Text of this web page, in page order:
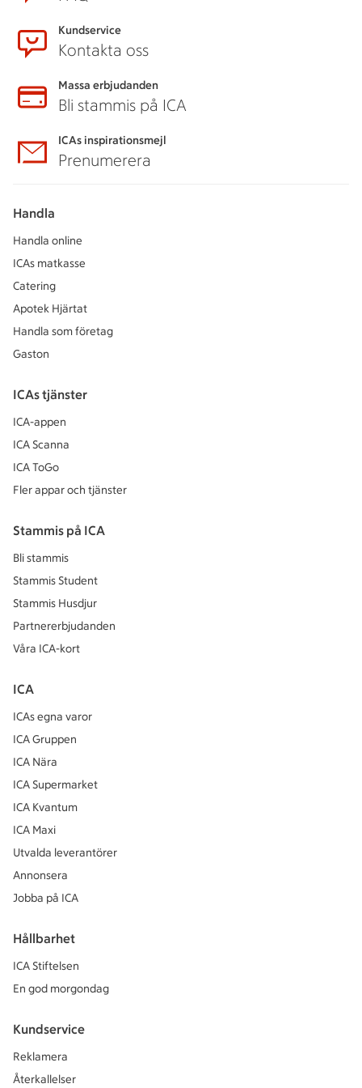
Kundservice
Kontakta oss
Massa erbjudanden
Bli stammis på ICA
ICAs inspirationsmejl
Prenumerera
Handla
Handla online
ICAs matkasse
Catering
Apotek Hjärtat
Handla som företag
Gaston
ICAs tjänster
ICA-appen
ICA Scanna
ICA ToGo
Fler appar och tjänster
Stammis på ICA
Bli stammis
Stammis Student
Stammis Husdjur
Partnererbjudanden
Våra ICA-kort
ICA
ICAs egna varor
ICA Gruppen
ICA Nära
ICA Supermarket
ICA Kvantum
ICA Maxi
Utvalda leverantörer
Annonsera
Jobba på ICA
Hållbarhet
ICA Stiftelsen
En god morgondag
Kundservice
Reklamera
Återkallelser